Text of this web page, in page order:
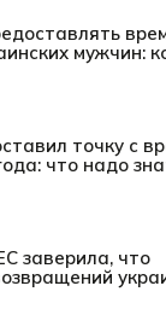
мужчин:
точку с
что надо
заверила, что